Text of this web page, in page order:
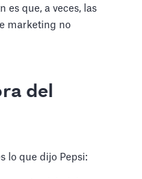
es que, a veces, las
marketing no
del
lo que dijo Pepsi: